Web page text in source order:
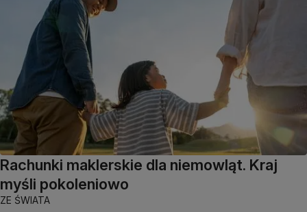
Rachunki maklerskie dla niemowląt. Kraj
myśli pokoleniowo
ZE ŚWIATA